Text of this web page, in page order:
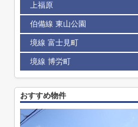
上福原
伯備線 東山公園
境線 富士見町
境線 博労町
おすすめ物件